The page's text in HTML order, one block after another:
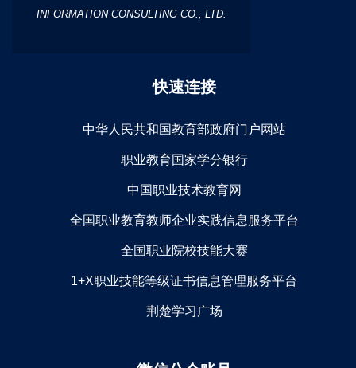
INFORMATION CONSULTING CO., LTD.
快速连接
中华人民共和国教育部政府门户网站
职业教育国家学分银行
中国职业技术教育网
全国职业教育教师企业实践信息服务平台
全国职业院校技能大赛
1+X职业技能等级证书信息管理服务平台
荆楚学习广场